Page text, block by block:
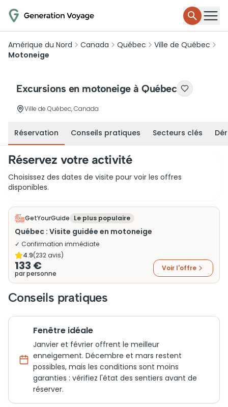
Amérique du Nord Canada Québec
Ville de Québec
Motoneige
Excursions en motoneige à Québec
Ville de Québec, Canada
Réservation Conseils pratiques Secteurs clés
Réservez votre activité
Choisissez des dates de visite pour voir les offres
disponibles.
GetYourGuide Le plus populaire
Québec : Visite guidée en motoneige
✓ Confirmation immédiate
4.9(232avis)
133 €
par personne
Voir l'offre
Conseils pratiques
Fenêtre idéale
Janvier et février offrent le meilleur
enneigement. Décembre et mars restent
possibles, mais les conditions sont moins
garanties : vérifiez l'état des sentiers avant de
réserver.